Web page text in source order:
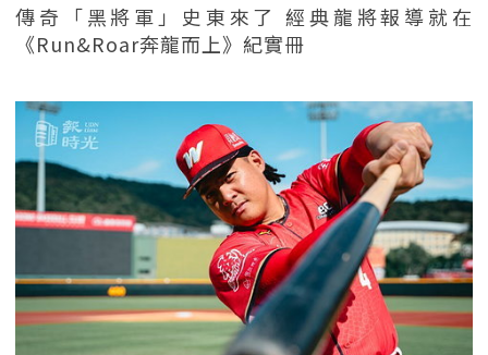
傳奇「黑將軍」史東來了 經典龍將報導就在
《Run&Roar奔龍而上》紀實冊